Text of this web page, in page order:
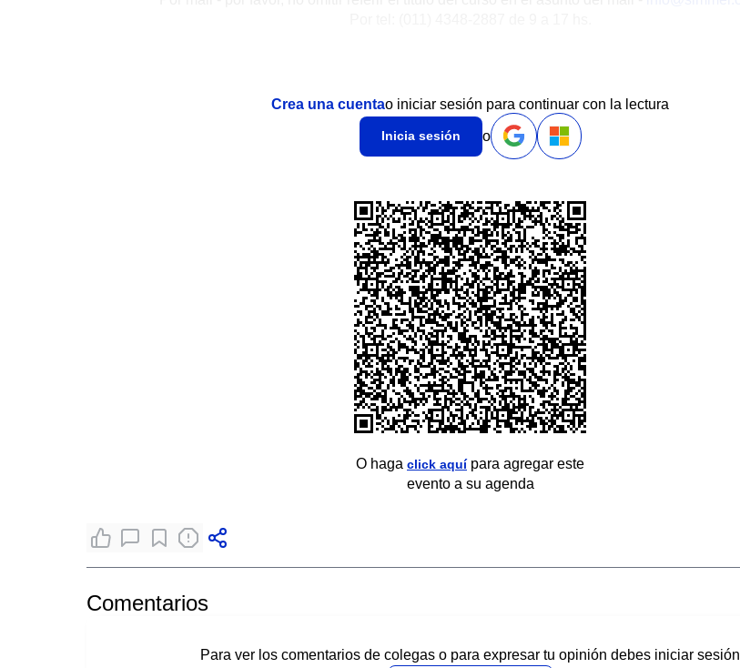
Crea una cuentao iniciar sesión para continuar con la lectura
Inicia sesión o
O haga click aquípara agregar este
evento a su agenda
Comentarios
Para ver los comentarios de colegas o para expresar tu opinión debes iniciar sesión